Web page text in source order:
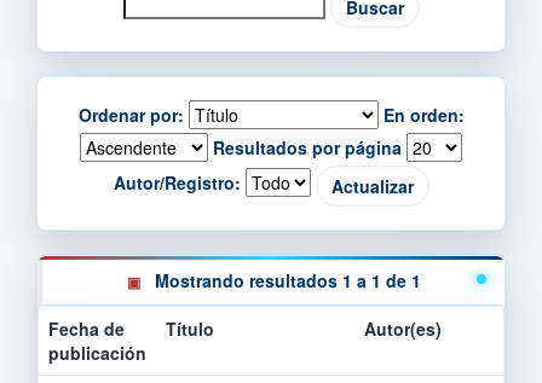
Ordenar por:
En orden:
Resultados por página
Autor/Registro:
Mostrando resultados 1 a 1 de 1
Fecha de
publicación
Título Autor(es)